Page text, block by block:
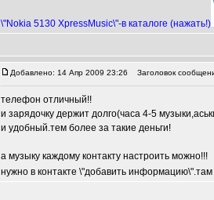
\"Nokia 5130 XpressMusic\"-в каталоге (нажать!)
Добавлено: 14 Апр 2009 23:26 Заголовок
телефон отличный!!
и зарядочку держит долго(часа 4-5
и удобный.тем более за такие деньги!
а музыку каждому контакту настроить можно!!!
нужно в контакте \"добавить